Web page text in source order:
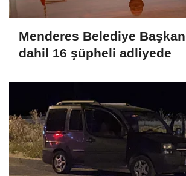
Menderes Belediye
dahil 16 şüpheli adliyede